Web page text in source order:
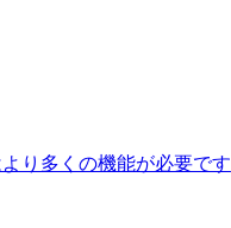
り多くの機能が必要です